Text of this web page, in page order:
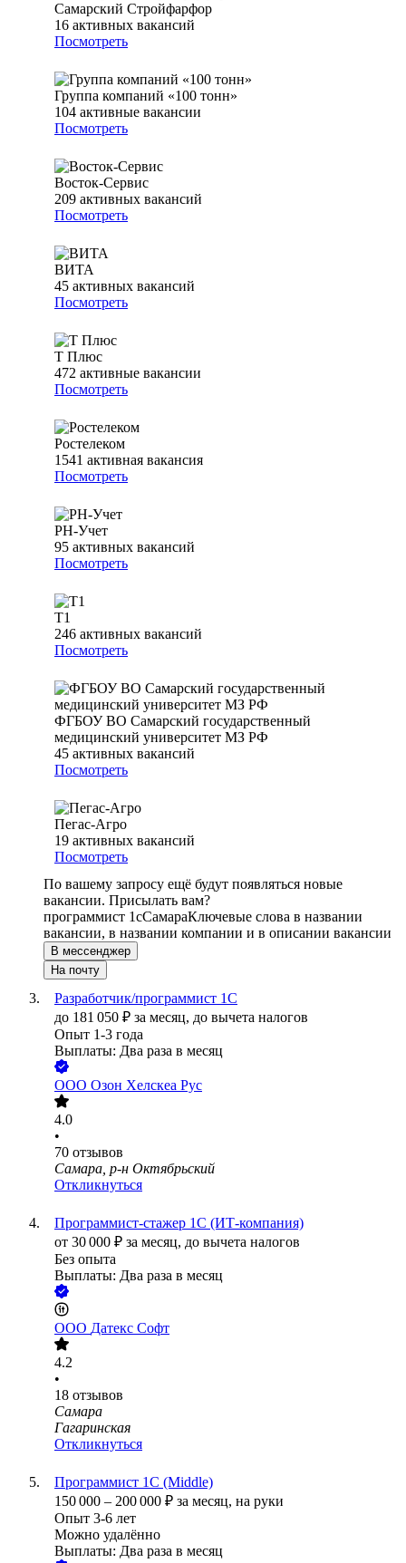
Самарский Стройфарфор
16 активных вакансий
Посмотреть
Группа компаний «100 тонн»
104 активные вакансии
Посмотреть
Восток-Сервис
209 активных вакансий
Посмотреть
ВИТА
45 активных вакансий
Посмотреть
Т Плюс
472 активные вакансии
Посмотреть
Ростелеком
1541 активная вакансия
Посмотреть
РН-Учет
95 активных вакансий
Посмотреть
Т1
246 активных вакансий
Посмотреть
ФГБОУ ВО Самарский государственный
медицинский университет МЗ РФ
45 активных вакансий
Посмотреть
Пегас-Агро
19 активных вакансий
Посмотреть
По вашему запросу ещё будут появляться новые
вакансии. Присылать вам?
программист 1cСамараКлючевые слова в названии
вакансии, в названии компании и в описании вакансии
В мессенджер
На почту
Разработчик/программист 1С
до 181 050 ₽ за месяц, до вычета налогов
Опыт 1-3 года
Выплаты: Два раза в месяц
ООО Озон Хелскеа Рус
4.0
•
70 отзывов
Самара, р-н Октябрьский
Откликнуться
Программист-стажер 1С (ИТ-компания)
от 30 000 ₽ за месяц, до вычета налогов
Без опыта
Выплаты: Два раза в месяц
ООО Датекс Софт
4.2
•
18 отзывов
Самара
Гагаринская
Откликнуться
Программист 1С (Middle)
150 000 – 200 000 ₽ за месяц, на руки
Опыт 3-6 лет
Можно удалённо
Выплаты: Два раза в месяц